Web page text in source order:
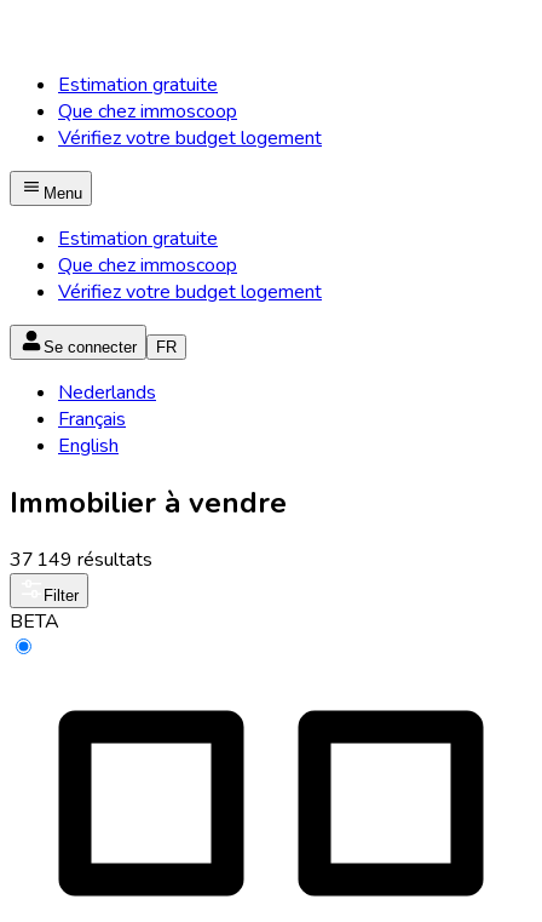
Estimation gratuite
Que chez immoscoop
Vérifiez votre budget logement
Menu
Estimation gratuite
Que chez immoscoop
Vérifiez votre budget logement
Se connecter FR
Nederlands
Français
English
Immobilier à vendre
37 149 résultats
Filter
BETA